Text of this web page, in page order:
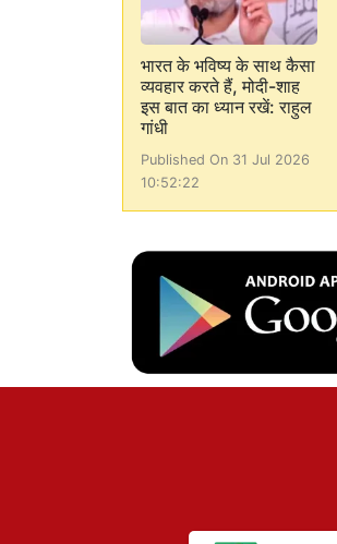
भारत के भविष्य के साथ कैसा
व्यवहार करते हैं, मोदी-शाह
इस बात का ध्यान रखें: राहुल
गांधी
Published On 31 Jul 2026
10:52:22